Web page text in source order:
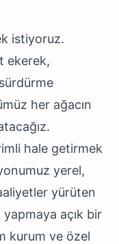
istiyoruz.
ekerek,
her ağacın
hale getirmek
yerel,
yürüten
açık bir
kurum ve özel